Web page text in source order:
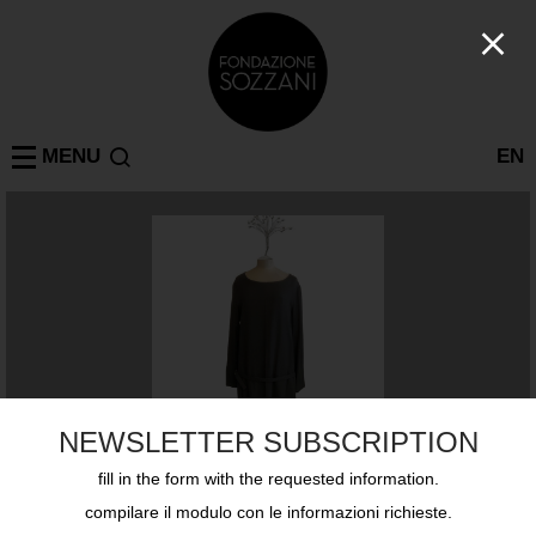
EN
MENU
NEWSLETTER SUBSCRIPTION
fill in the form with the requested information.
compilare il modulo con le informazioni richieste.